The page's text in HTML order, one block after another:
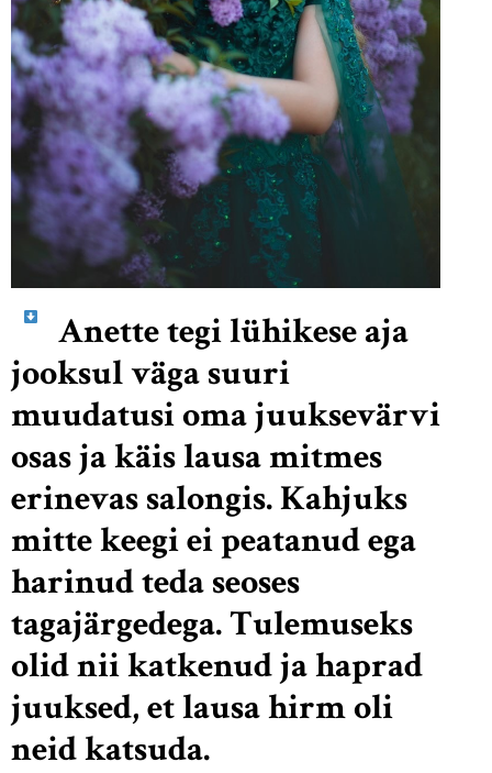
Anette tegi lühikese aja
jooksul väga suuri
muudatusi oma juuksevärvi
osas ja käis lausa mitmes
erinevas salongis. Kahjuks
mitte keegi ei peatanud ega
harinud teda seoses
tagajärgedega. Tulemuseks
olid nii katkenud ja haprad
juuksed, et lausa hirm oli
neid katsuda.